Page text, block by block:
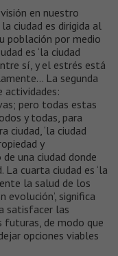
en nuestro
ciudad es dirigida al
población por medio
es ‘la ciudad
sí, y el estrés está
La segunda
actividades:
pero todas estas
y todas, para
ciudad, ‘la ciudad
y
una ciudad donde
La cuarta ciudad es ‘la
la salud de los
evolución’, significa
satisfacer las
futuras, de modo que
opciones viables